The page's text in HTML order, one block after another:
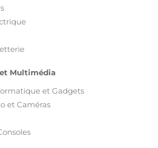
Multimédia
et Gadgets
et Caméras